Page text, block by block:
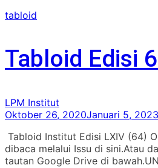
tabloid
Tabloid Edisi
LPM Institut
Oktober 26, 2020Januari 5, 2023
Tabloid Institut Edisi LXIV (64)
dibaca melalui Issu di sini.Atau
tautan Google Drive di